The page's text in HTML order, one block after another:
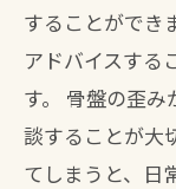
することができ
アドバイスする
す。 骨盤の歪
談することが大
てしまうと、日